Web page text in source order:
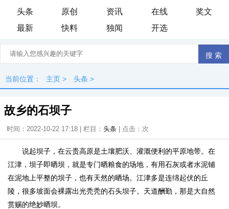
头条 原创 资讯 在线
奖文
最新
快料 独闻 开选
当前位置： 主页 > 头条 >
故乡的石坝子
时间：2022-10-22 17:18 | 栏目： 头条 | 点击： 次
说起坝子，在云贵高原是土壤肥沃、灌溉便利的平原地带。在
江津，坝子即晒坝，就是专门晒粮食的场地，有用石灰或者水泥铺
在泥地上平整的坝子，也有天然的晒场。江津多是连绵起伏的丘
陵，很多坡面会裸露出光秃秃的石头坝子。天道酬勤，那是大自然
赏赐的绝妙晒坝。